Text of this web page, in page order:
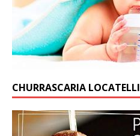
CHURRASCARIA LOCATELLI